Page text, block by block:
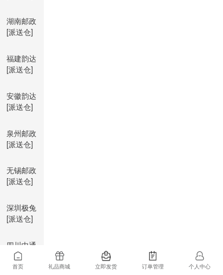
湖南邮政
[派送仓]
福建韵达
[派送仓]
安徽韵达
[派送仓]
泉州邮政
[派送仓]
无锡邮政
[派送仓]
深圳极兔
[派送仓]
四川中通
[派送仓]
首页 礼品商城 立即发货 订单管理 个人中心